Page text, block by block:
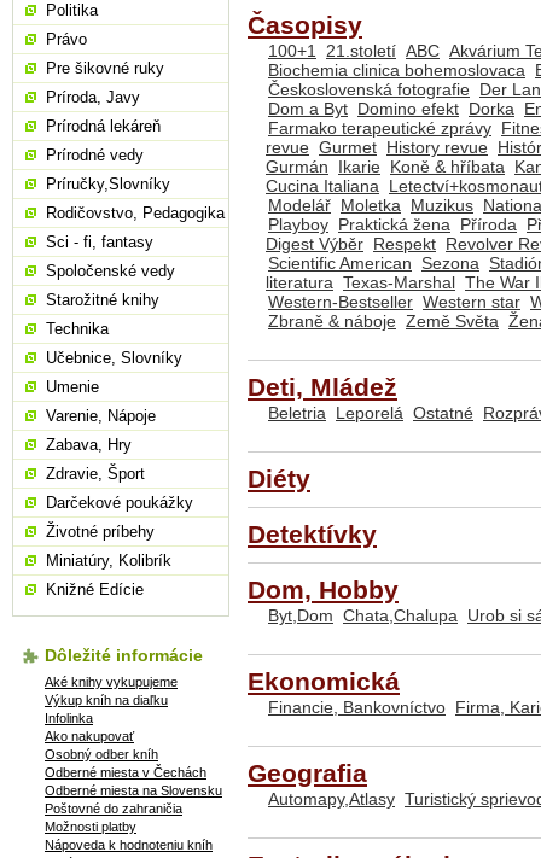
Časopisy
100+1 21.století ABC Akvárium
Biochemia clinica bohemoslovaca
Československá fotografie Der
Dom a Byt Domino efekt Dorka
Farmako terapeutické zprávy
revue Gurmet History revue
Gurmán
Ikarie Koně & hříbata
Cucina Italiana
Modelář Moletka Muzikus
Playboy Praktická žena Příroda
Digest Výběr Respekt Revolver
Scientific American Sezona
literatura Texas-Marshal The War
Western-Bestseller Western star
Zbraně & náboje Země Světa
Deti, Mládež
Beletria Leporelá Ostatné
Diéty
Detektívky
Dom, Hobby
Byt,Dom Chata,Chalupa Urob si
Ekonomická
Financie, Bankovníctvo Firma,
Geografia
Automapy,Atlasy Turistický
Politika
Právo
Pre šikovné ruky
Príroda, Javy
Prírodná lekáreň
Prírodné vedy
Príručky,Slovníky
Rodičovstvo, Pedagogika
Sci - fi, fantasy
Spoločenské vedy
Starožitné knihy
Technika
Učebnice, Slovníky
Umenie
Varenie, Nápoje
Zabava, Hry
Zdravie, Šport
Darčekové poukážky
Životné príbehy
Miniatúry, Kolibrík
Knižné Edície
Dôležité informácie
Aké knihy vykupujeme
Výkup kníh na diaľku
Infolinka
Ako nakupovať
Osobný odber kníh
Odberné miesta v Čechách
Odberné miesta na Slovensku
Poštovné do zahraničia
Možnosti platby
Nápoveda k hodnoteniu kníh